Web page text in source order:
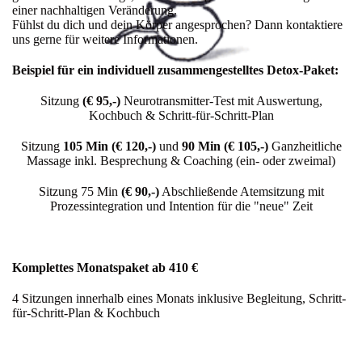
einer nachhaltigen Veränderung.
Fühlst du dich und dein Körper angesprochen? Dann kontaktiere
uns gerne für weitere Informationen.
Beispiel für ein individuell zusammengestelltes Detox-Paket:
Sitzung(€ 95,-)Neurotransmitter-Test mit Auswertung,
Kochbuch & Schritt-für-Schritt-Plan
Sitzung 105 Min (€ 120,-)und 90 Min (€ 105,-)Ganzheitliche
Massage inkl. Besprechung & Coaching (ein- oder zweimal)
Sitzung 75 Min (€ 90,-)Abschließende Atemsitzung mit
Prozessintegration und Intention für die "neue" Zeit
Komplettes Monatspaket ab 410 €
4 Sitzungen innerhalb eines Monats inklusive Begleitung, Schritt-
für-Schritt-Plan & Kochbuch